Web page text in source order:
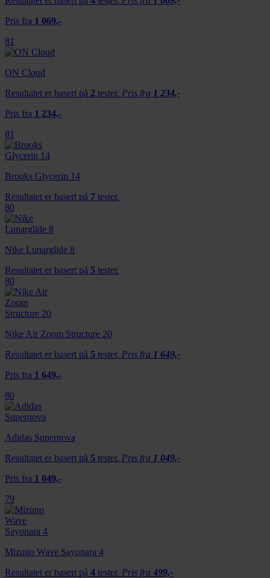
Pris fra 1 069,-
81
ON Cloud
Resultatet er basert på 2 tester. Pris fra 1 234,-
Pris fra 1 234,-
81
Brooks Glycerin 14
Resultatet er basert på 7 tester.
80
Nike Lunarglide 8
Resultatet er basert på 5 tester.
80
Nike Air Zoom Structure 20
Resultatet er basert på 5 tester. Pris fra 1 649,-
Pris fra 1 649,-
80
Adidas Supernova
Resultatet er basert på 5 tester. Pris fra 1 049,-
Pris fra 1 049,-
79
Mizuno Wave Sayonara 4
Resultatet er basert på 4 tester. Pris fra 499,-